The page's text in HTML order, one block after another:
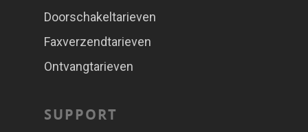
Doorschakeltarieven
Faxverzendtarieven
Ontvangtarieven
SUPPORT